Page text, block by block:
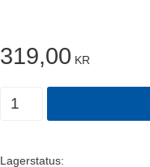
319,00 KR
Lagerstatus